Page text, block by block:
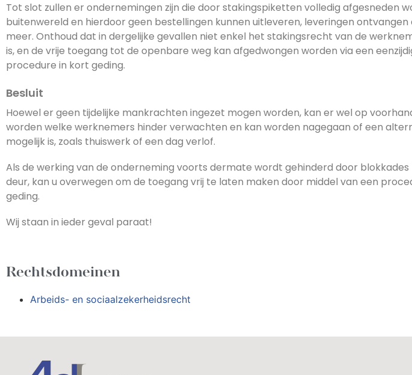
Tot slot zullen er ondernemingen zijn die door stakingspiketten volledig afgesneden
buitenwereld en hierdoor geen bestellingen kunnen uitleveren, leveringen ontvangen
meer. Onthoud dat in dergelijke gevallen niet enkel het stakingsrecht van de
is, en de vrije toegang tot de openbare weg kan afgedwongen worden via een
procedure in kort geding.
Besluit
Hoewel er geen tijdelijke mankrachten ingezet mogen worden, kan er wel op
worden welke werknemers hinder verwachten en kan worden nagegaan of een
mogelijk is, zoals thuiswerk of een dag verlof.
Als de werking van de onderneming voorts dermate wordt gehinderd door
deur, kan u overwegen om de toegang vrij te laten maken door middel van een
geding.
Wij staan in ieder geval paraat!
Rechtsdomeinen
Arbeids- en sociaalzekerheidsrecht